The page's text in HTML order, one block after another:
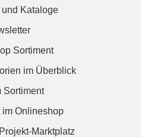
und Kataloge
Sortiment
im Überblick
Sortiment
im Onlineshop
Marktplatz